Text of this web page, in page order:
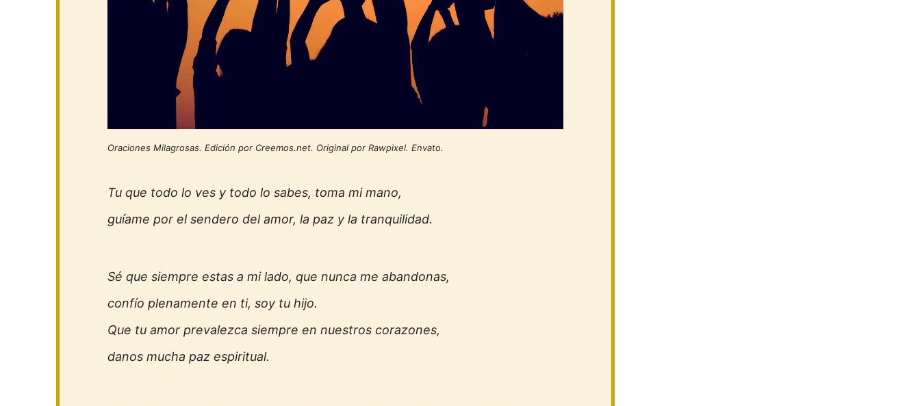
Oraciones Milagrosas. Edición por Creemos.net. Original por Rawpixel. Envato.
Tu que todo lo ves y todo lo sabes, toma mi mano,
guíame por el sendero del amor, la paz y la tranquilidad.
Sé que siempre estas a mi lado, que nunca me abandonas,
confío plenamente en ti, soy tu hijo.
Que tu amor prevalezca siempre en nuestros corazones,
danos mucha paz espiritual.